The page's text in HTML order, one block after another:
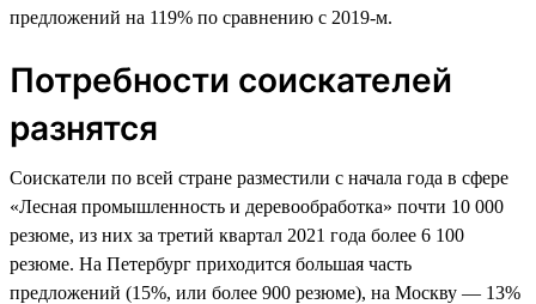
предложений на 119% по сравнению с 2019-м.
Потребности соискателей
разнятся
Соискатели по всей стране разместили с начала года в сфере
«Лесная промышленность и деревообработка» почти 10 000
резюме, из них за третий квартал 2021 года более 6 100
резюме. На Петербург приходится большая часть
предложений (15%, или более 900 резюме), на Москву — 13%